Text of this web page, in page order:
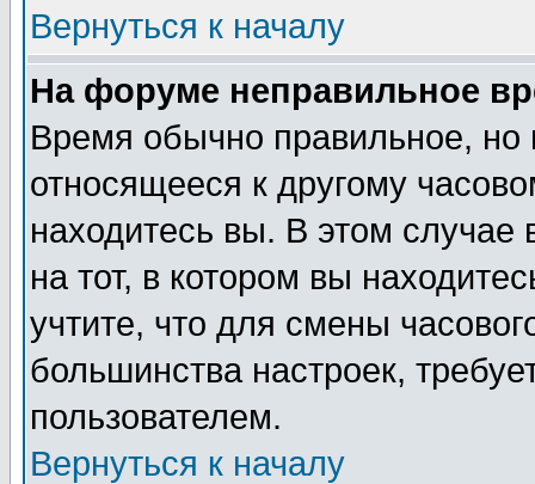
Вернуться к началу
На форуме неправильное
Время обычно правильное,
относящееся к другому
находитесь вы. В этом
на тот, в котором вы
учтите, что для смены
большинства настроек,
пользователем.
Вернуться к началу